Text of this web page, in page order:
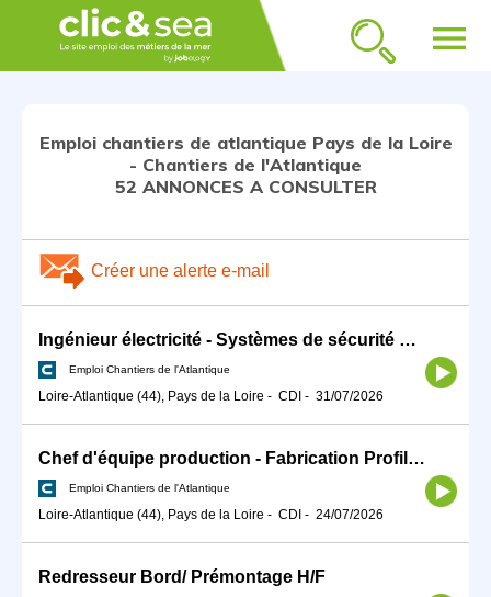
menu
Emploi chantiers de atlantique Pays de la Loire
- Chantiers de l'Atlantique
52 ANNONCES A CONSULTER
Créer une alerte e-mail
Ingénieur électricité - Systèmes de sécurité H/F
Emploi Chantiers de l'Atlantique
Loire-Atlantique (44), Pays de la Loire - CDI - 31/07/2026
Chef d'équipe production - Fabrication Profilés H/F
Emploi Chantiers de l'Atlantique
Loire-Atlantique (44), Pays de la Loire - CDI - 24/07/2026
Redresseur Bord/ Prémontage H/F